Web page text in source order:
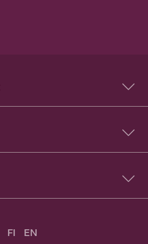
FI EN